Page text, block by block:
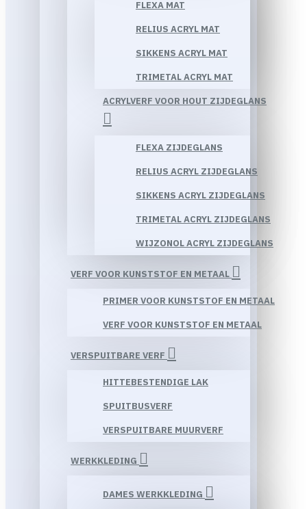
FLEXA MAT
RELIUS ACRYL MAT
SIKKENS ACRYL MAT
TRIMETAL ACRYL MAT
ACRYLVERF VOOR HOUT ZIJDEGLANS
FLEXA ZIJDEGLANS
RELIUS ACRYL ZIJDEGLANS
SIKKENS ACRYL ZIJDEGLANS
TRIMETAL ACRYL ZIJDEGLANS
WIJZONOL ACRYL ZIJDEGLANS
VERF VOOR KUNSTSTOF EN METAAL
PRIMER VOOR KUNSTSTOF EN METAAL
VERF VOOR KUNSTSTOF EN METAAL
VERSPUITBARE VERF
HITTEBESTENDIGE LAK
SPUITBUSVERF
VERSPUITBARE MUURVERF
WERKKLEDING
DAMES WERKKLEDING